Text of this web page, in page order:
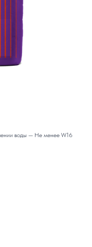
воды — Не менее W16